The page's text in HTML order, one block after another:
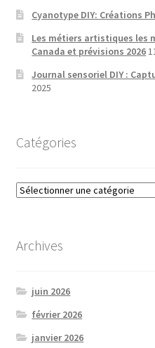
Cyanotype DIY: Créations
Les métiers artistiques les
Canada et prévisions 2026
Journal sensoriel DIY :
2025
Catégories
Catégories
Archives
juin 2026
février 2026
janvier 2026